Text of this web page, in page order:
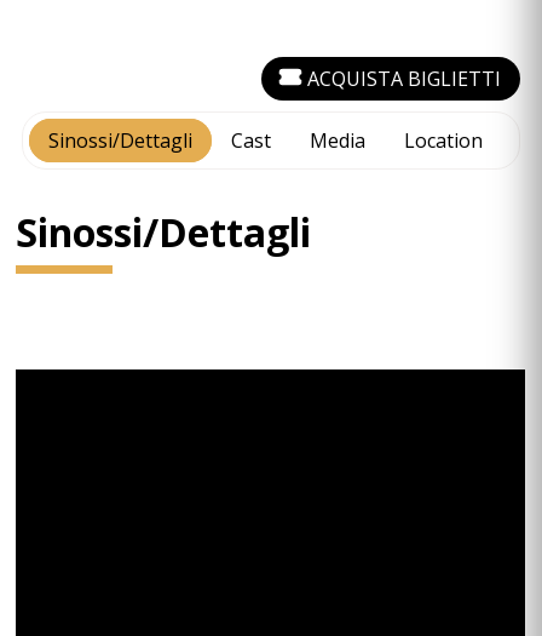
Sinossi/Dettagli Cast Media Location
ACQUISTA BIGLIETTI
Sinossi/Dettagli